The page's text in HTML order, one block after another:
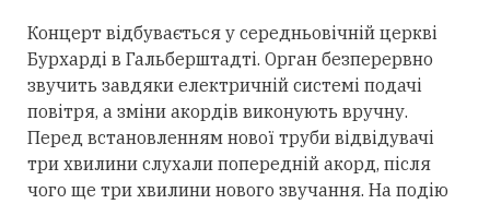
Концерт відбувається у середньовічній церкві
Бурхарді в Гальберштадті. Орган безперервно
звучить завдяки електричній системі подачі
повітря, а зміни акордів виконують вручну.
Перед встановленням нової труби відвідувачі
три хвилини слухали попередній акорд, після
чого ще три хвилини нового звучання. На подію